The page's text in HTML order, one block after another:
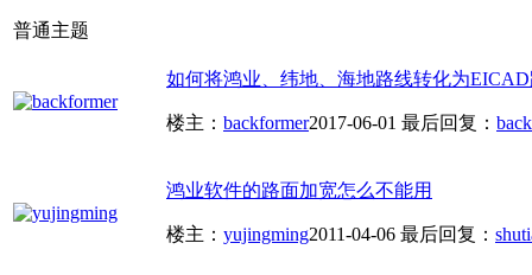
普通主题
如何将鸿业、纬地、海地路线转化为
楼主： backformer2017-06-01 最后回复：
鸿业软件的路面加宽怎么不能用
楼主： yujingming2011-04-06 最后回复：